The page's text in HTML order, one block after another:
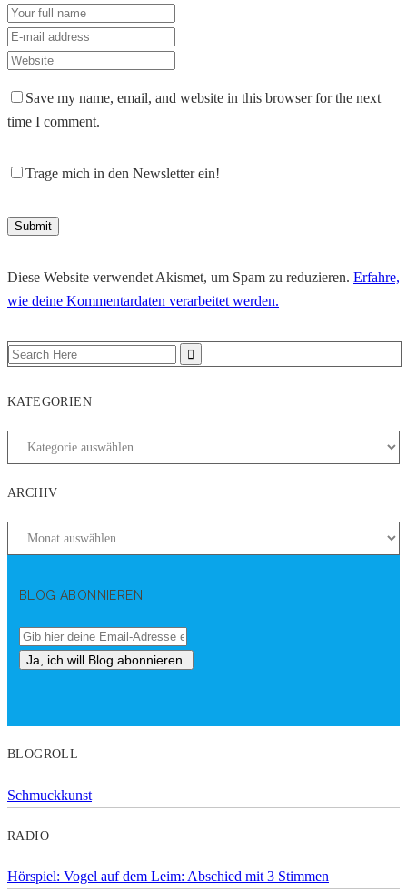
Save my name, email, and website in this browser for the next
time I comment.
Trage mich in den Newsletter ein!
Diese Website verwendet Akismet, um Spam zu reduzieren. Erfahre,
wie deine Kommentardaten verarbeitet werden.
KATEGORIEN
ARCHIV
BLOG ABONNIEREN
BLOGROLL
Schmuckkunst
RADIO
Hörspiel: Vogel auf dem Leim: Abschied mit 3 Stimmen